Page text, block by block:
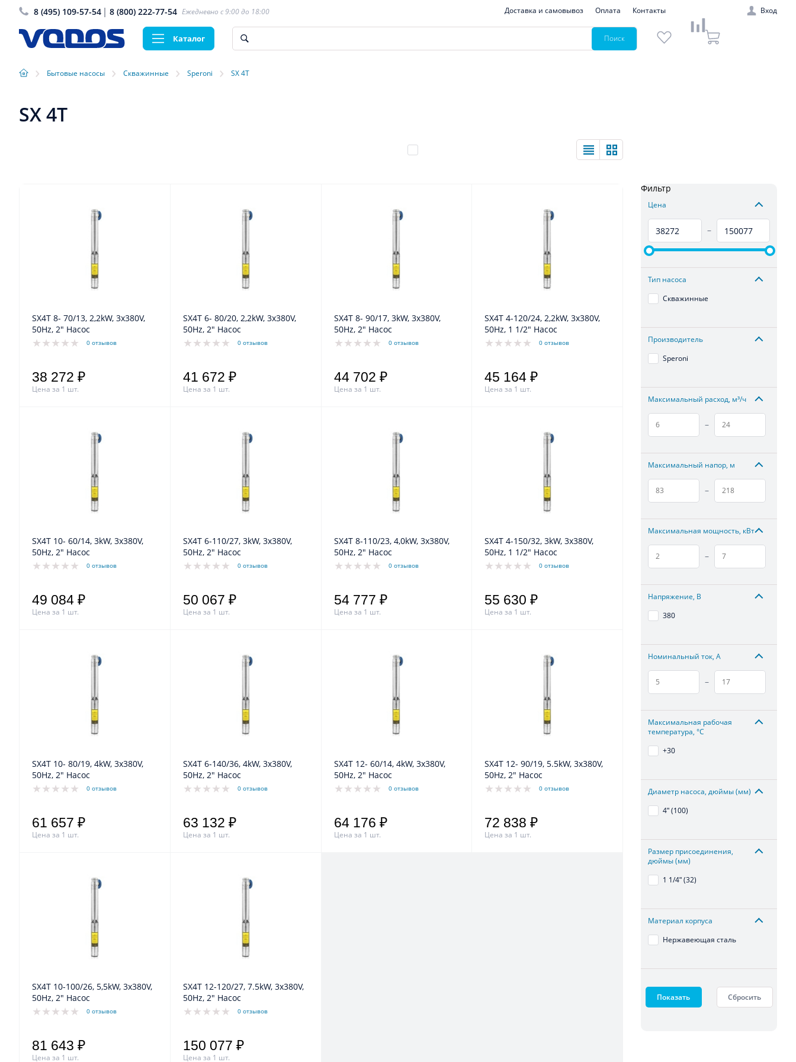
8 (495) 109-57-54 8 (800) 222-77-54 Ежедневно с 9:00 до 18:00 Доставка и самовывоз Оплата Контакты Вход
Каталог Поиск
› Бытовые насосы › Скважинные › Speroni › SX 4T
SX 4T
SX4T 8- 70/13, 2,2kW, 3x380V,
50Hz, 2" Насос
0 отзывов
38 272 ₽
Цена за 1 шт.
SX4T 6- 80/20, 2,2kW, 3x380V,
50Hz, 2" Насос
0 отзывов
41 672 ₽
Цена за 1 шт.
SX4T 8- 90/17, 3kW, 3x380V,
50Hz, 2" Насос
0 отзывов
44 702 ₽
Цена за 1 шт.
SX4T 4-120/24, 2,2kW, 3x380V,
50Hz, 1 1/2" Насос
0 отзывов
45 164 ₽
Цена за 1 шт.
SX4T 10- 60/14, 3kW, 3x380V,
50Hz, 2" Насос
0 отзывов
49 084 ₽
Цена за 1 шт.
SX4T 6-110/27, 3kW, 3x380V,
50Hz, 2" Насос
0 отзывов
50 067 ₽
Цена за 1 шт.
SX4T 8-110/23, 4,0kW, 3x380V,
50Hz, 2" Насос
0 отзывов
54 777 ₽
Цена за 1 шт.
SX4T 4-150/32, 3kW, 3x380V,
50Hz, 1 1/2" Насос
0 отзывов
55 630 ₽
Цена за 1 шт.
SX4T 10- 80/19, 4kW, 3x380V,
50Hz, 2" Насос
0 отзывов
61 657 ₽
Цена за 1 шт.
SX4T 6-140/36, 4kW, 3x380V,
50Hz, 2" Насос
0 отзывов
63 132 ₽
Цена за 1 шт.
SX4T 12- 60/14, 4kW, 3x380V,
50Hz, 2" Насос
0 отзывов
64 176 ₽
Цена за 1 шт.
SX4T 12- 90/19, 5.5kW, 3x380V,
50Hz, 2" Насос
0 отзывов
72 838 ₽
Цена за 1 шт.
SX4T 10-100/26, 5,5kW, 3x380V,
50Hz, 2" Насос
0 отзывов
81 643 ₽
Цена за 1 шт.
SX4T 12-120/27, 7.5kW, 3x380V,
50Hz, 2" Насос
0 отзывов
150 077 ₽
Цена за 1 шт.
Фильтр
Цена
–
Тип насоса
Скважинные
Производитель
Speroni
Максимальный расход, м³/ч
–
Максимальный напор, м
–
Максимальная мощность, кВт
–
Напряжение, В
380
Номинальный ток, А
–
Максимальная рабочая
температура, °С
+30
Диаметр насоса, дюймы (мм)
4ʺ (100)
Размер присоединения,
дюймы (мм)
1 1/4ʺ (32)
Материал корпуса
Нержавеющая сталь
Показать Сбросить